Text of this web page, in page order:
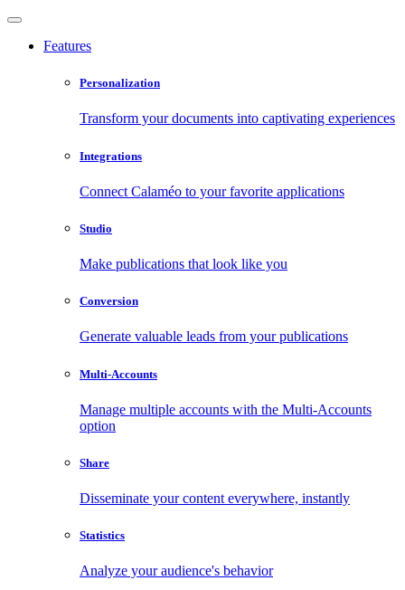
Features
Personalization
Transform your documents into captivating experiences
Integrations
Connect Calaméo to your favorite applications
Studio
Make publications that look like you
Conversion
Generate valuable leads from your publications
Multi-Accounts
Manage multiple accounts with the Multi-Accounts
option
Share
Disseminate your content everywhere, instantly
Statistics
Analyze your audience's behavior